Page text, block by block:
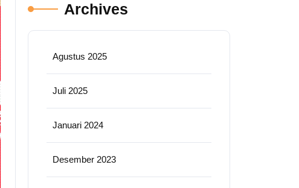
Archives
Agustus 2025
Juli 2025
Januari 2024
Desember 2023